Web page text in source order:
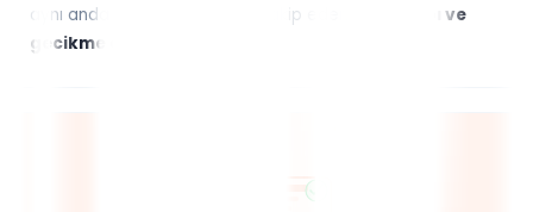
aynı anda merkezden süreci takip eder.
Veri kaybı ve
gecikme azalır.